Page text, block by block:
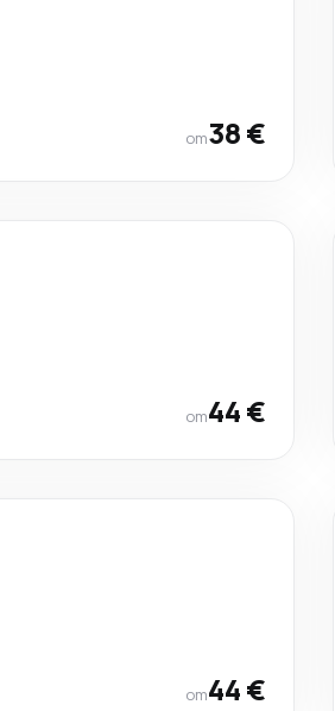
от38 €
от44 €
от44 €